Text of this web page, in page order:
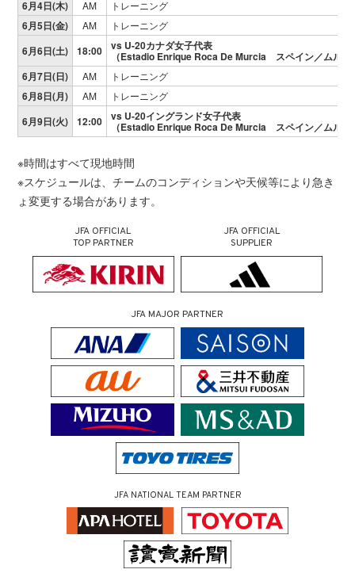
6月4日(木) AM トレーニング
6月5日(金) AM トレーニング
6月6日(土) 18:00 vs U-20カナダ女子代表
（Estadio Enrique Roca De Murcia スペイン／ムルシ
6月7日(日)
AM トレーニング
6月8日(月) AM トレーニング
6月9日(火) 12:00 vs U-20イングランド女子代表
（Estadio Enrique Roca De Murcia スペイン／ムルシ
※時間はすべて現地時間
※スケジュールは、チームのコンディションや天候等により急き
ょ変更する場合があります。
JFA OFFICIAL
TOP PARTNER
JFA OFFICIAL
SUPPLIER
JFA MAJOR PARTNER
JFA NATIONAL TEAM PARTNER